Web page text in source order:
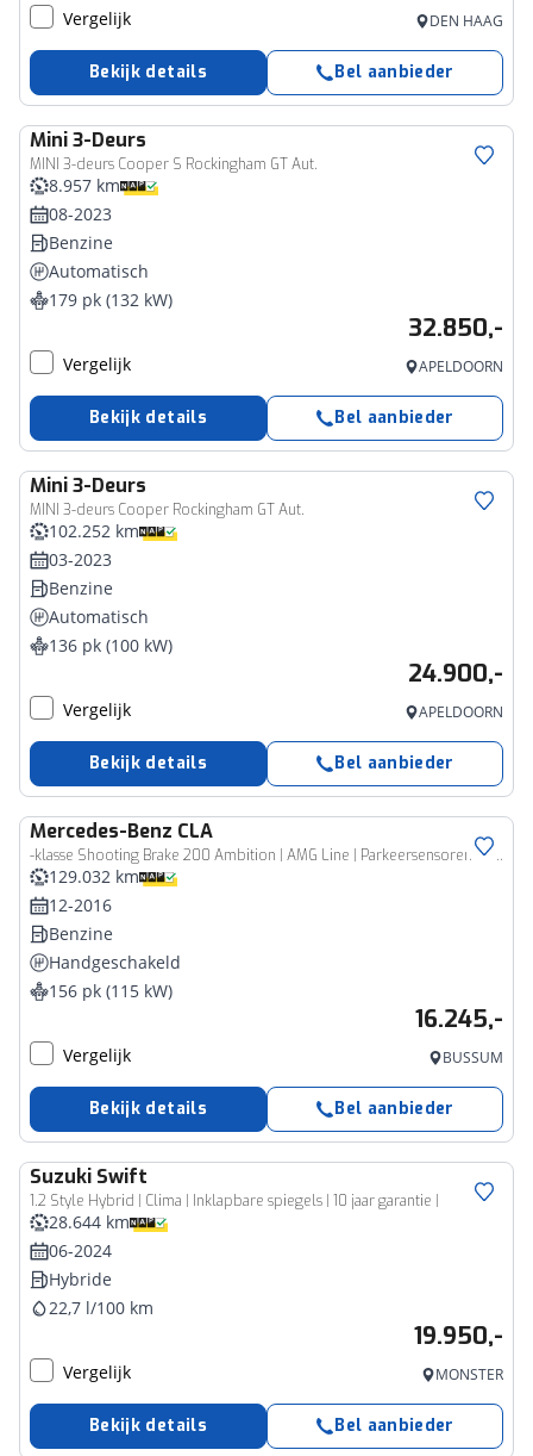
Vergelijk DEN HAAG
Bekijk details Bel aanbieder
Mini3-Deurs
MINI 3-deurs Cooper S Rockingham GT Aut.
8.957 km
08-2023
Benzine
Automatisch
179 pk (132 kW)
32.850,-
Vergelijk APELDOORN
Bekijk details Bel aanbieder
Mini3-Deurs
MINI 3-deurs Cooper Rockingham GT Aut.
102.252 km
03-2023
Benzine
Automatisch
136 pk (100 kW)
24.900,-
Vergelijk APELDOORN
Bekijk details Bel aanbieder
Mercedes-Benz CLA
-klasse Shooting Brake 200 Ambition | AMG Line | Parkeersensoren | Garmin navigatie | NL auto | 2e eigenaar |
129.032 km
12-2016
Benzine
Handgeschakeld
156 pk (115 kW)
16.245,-
Vergelijk BUSSUM
Bekijk details Bel aanbieder
Suzuki Swift
1.2 Style Hybrid | Clima | Inklapbare spiegels | 10 jaar garantie |
28.644 km
06-2024
Hybride
22,7 l/100 km
19.950,-
Vergelijk MONSTER
Bekijk details Bel aanbieder